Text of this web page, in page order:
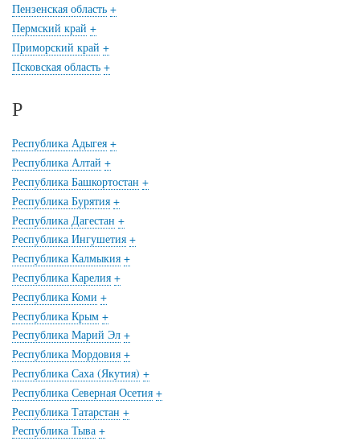
Пензенская область +
Пермский край +
Приморский край +
Псковская область +
Р
Республика Адыгея +
Республика Алтай +
Республика Башкортостан +
Республика Бурятия +
Республика Дагестан +
Республика Ингушетия +
Республика Калмыкия +
Республика Карелия +
Республика Коми +
Республика Крым +
Республика Марий Эл +
Республика Мордовия +
Республика Саха (Якутия) +
Республика Северная Осетия +
Республика Татарстан +
Республика Тыва +